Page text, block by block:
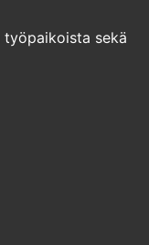
sekä